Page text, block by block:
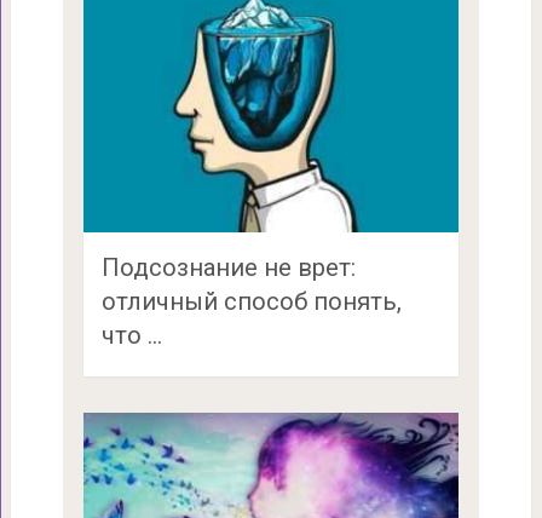
Подсознание не врет:
отличный способ понять,
что …